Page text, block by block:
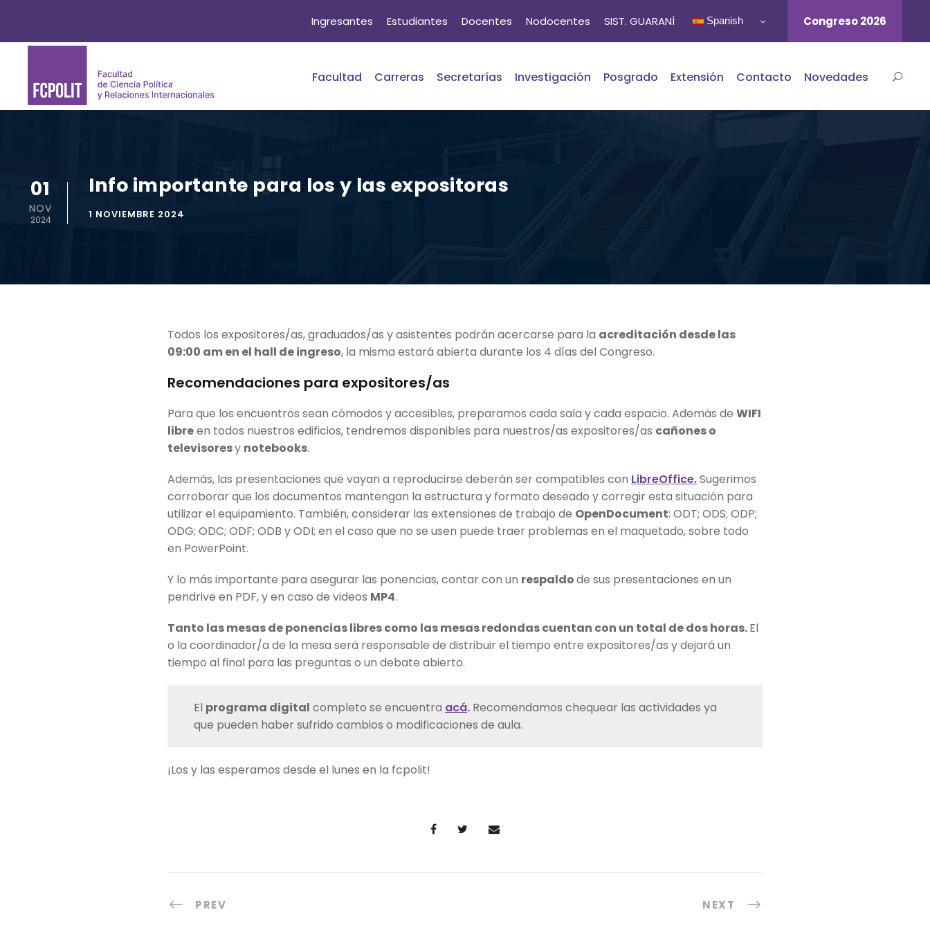
Ingresantes Estudiantes Docentes Nodocentes SIST. GUARANÍ Spanish Congreso 2026
Facultad Carreras Secretarías Investigación Posgrado Extensión Contacto Novedades
01
NOV
2024
Info importante para los y las expositoras
1 NOVIEMBRE 2024
Todos los expositores/as, graduados/as y asistentes podrán acercarse para la acreditación desde las
09:00 am en el hall de ingreso, la misma estará abierta durante los 4 días del Congreso.
Recomendaciones para expositores/as
Para que los encuentros sean cómodos y accesibles, preparamos cada sala y cada espacio. Además de WIFI
libreen todos nuestros edificios, tendremos disponibles para nuestros/as expositores/as cañones o
televisoresy notebooks.
Además, las presentaciones que vayan a reproducirse deberán ser compatibles con LibreOffice.Sugerimos
corroborar que los documentos mantengan la estructura y formato deseado y corregir esta situación para
utilizar el equipamiento. También, considerar las extensiones de trabajo de OpenDocument: ODT; ODS; ODP;
ODG; ODC; ODF; ODB y ODI; en el caso que no se usen puede traer problemas en el maquetado, sobre todo
en PowerPoint.
Y lo más importante para asegurar las ponencias, contar con un respaldode sus presentaciones en un
pendrive en PDF, y en caso de videos MP4.
Tanto las mesas de ponencias libres como las mesas redondas cuentan con un total de dos horas.El
o la coordinador/a de la mesa será responsable de distribuir el tiempo entre expositores/as y dejará un
tiempo al final para las preguntas o un debate abierto.
El programa digital completo se encuentra acá. Recomendamos chequear las actividades ya
que pueden haber sufrido cambios o modificaciones de aula.
¡Los y las esperamos desde el lunes en la fcpolit!
PREV NEXT